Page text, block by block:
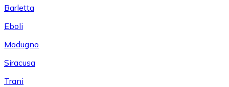
Barletta
Eboli
Modugno
Siracusa
Trani